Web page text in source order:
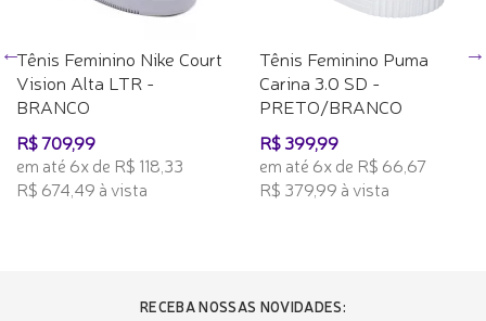
Tênis Feminino Nike Court
Vision Alta LTR -
BRANCO
R$ 709,99
em até 6x de R$ 118,33
R$ 674,49 à vista
Tênis Feminino Puma
Carina 3.0 SD -
PRETO/BRANCO
R$ 399,99
em até 6x de R$ 66,67
R$ 379,99 à vista
RECEBA NOSSAS NOVIDADES: